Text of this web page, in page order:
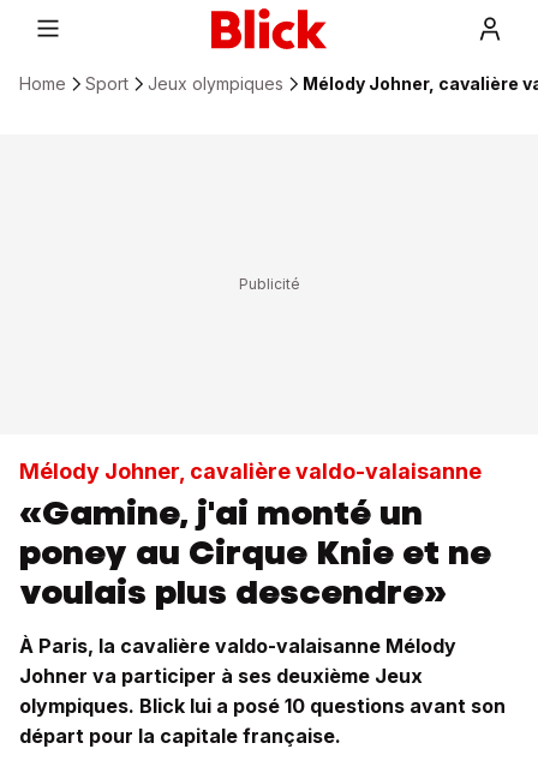
Home Sport Jeux olympiques Mélody Johner, cavalière
Mélody Johner, cavalière valdo-valaisanne
«Gamine, j'ai monté un
poney au Cirque Knie et ne
voulais plus descendre»
À Paris, la cavalière valdo-valaisanne Mélody
Johner va participer à ses deuxième Jeux
olympiques. Blick lui a posé 10 questions avant son
départ pour la capitale française.